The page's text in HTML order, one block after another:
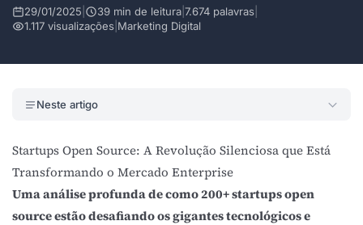
29/01/2025 39 min de leitura 7.674 palavras
1.117 visualizações Marketing Digital
Neste artigo
Startups Open Source: A Revolução Silenciosa que Está
Transformando o Mercado Enterprise
Uma análise profunda de como 200+ startups open
source estão desafiando os gigantes tecnológicos e